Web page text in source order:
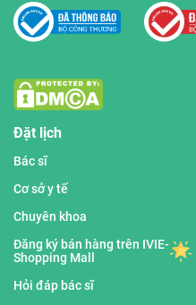
Đặt lịch
Bác sĩ
Cơ sở y tế
Chuyên khoa
Đăng ký bán hàng trên IVIE-
Shopping Mall
Hỏi đáp bác sĩ